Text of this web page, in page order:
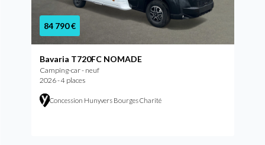
84 790 €
Bavaria T720FC NOMADE
Camping-car - neuf
2026 - 4 places
Concession Hunyvers Bourges Charité